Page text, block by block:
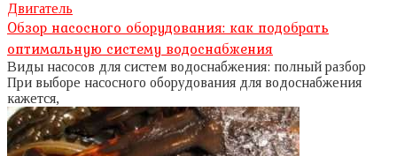
Двигатель
Обзор насосного оборудования: как подобрать
оптимальную систему водоснабжения
Виды насосов для систем водоснабжения: полный разбор
При выборе насосного оборудования для водоснабжения
кажется,